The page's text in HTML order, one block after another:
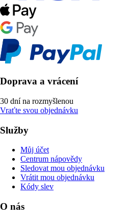
Doprava a vrácení
30 dní na rozmyšlenou
Vraťte svou objednávku
Služby
Můj účet
Centrum nápovědy
Sledovat mou objednávku
Vrátit mou objednávku
Kódy slev
O nás